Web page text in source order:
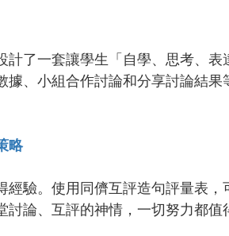
了一套讓學生「自學、思考、表
、小組合作討論和分享討論結果
略
驗。使用同儕互評造句評量表，
論、互評的神情，一切努力都值